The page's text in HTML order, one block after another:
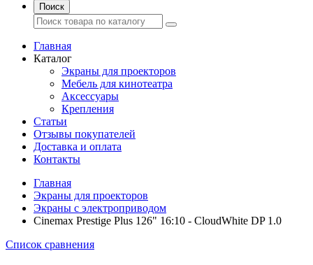
Поиск
Главная
Каталог
Экраны для проекторов
Mебель для кинотеатра
Аксессуары
Крепления
Статьи
Отзывы покупателей
Доставка и оплата
Контакты
Главная
Экраны для проекторов
Экраны с электроприводом
Cinemax Prestige Plus 126" 16:10 - CloudWhite DP 1.0
Список сравнения